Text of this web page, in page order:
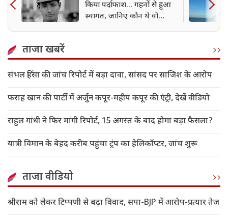
किया पर्दाफाश... गहनों से हुआ
स्वागत, जानिए कौन थे वो
ताजा खबरें
संभल हिंसा की जांच रिपोर्ट में बड़ा दावा, सांसद पर साजिश के आरोप
फराह खान की पार्टी में अर्जुन कपूर-महीप कपूर की एंट्री, देखें वीडियो
राहुल गांधी ने फिर मांगी रिपोर्ट, 15 अगस्त के बाद होगा बड़ा फैसला?
यात्री विमान के बेहद करीब पहुंचा ट्रंप का हेलिकॉप्टर, जांच शुरू
ताजा वीडियो
श्रीराम को लेकर टिप्पणी से बढ़ा विवाद, सपा-BJP में आरोप-प्रत्यार तेज